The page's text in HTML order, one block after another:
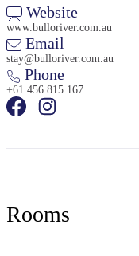
Website
www.bulloriver.com.au
Email
stay@bulloriver.com.au
Phone
+61 456 815 167
Rooms